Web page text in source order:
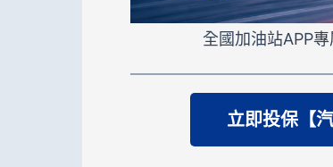
全國加油站APP
立即投保【